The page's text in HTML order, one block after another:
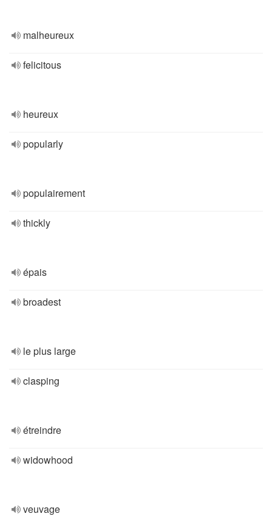
malheureux
felicitous
heureux
popularly
populairement
thickly
épais
broadest
le plus large
clasping
étreindre
widowhood
veuvage